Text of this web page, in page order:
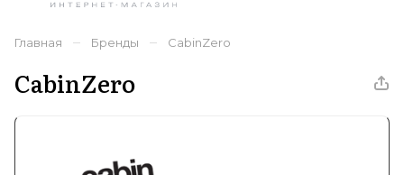
Главная – Бренды – CabinZero
CabinZero